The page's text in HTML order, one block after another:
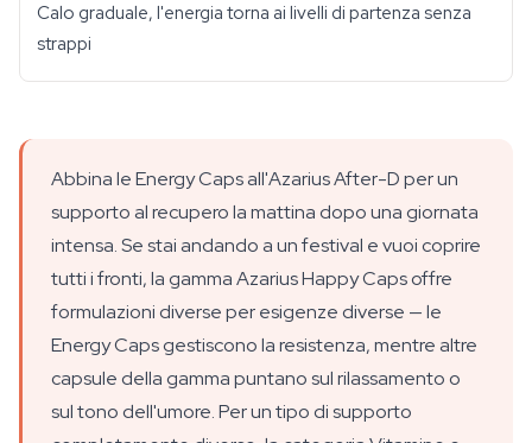
Calo graduale, l'energia torna ai livelli di partenza senza
strappi
Abbina le Energy Caps all'Azarius After-D per un
supporto al recupero la mattina dopo una giornata
intensa. Se stai andando a un festival e vuoi coprire
tutti i fronti, la gamma Azarius Happy Caps offre
formulazioni diverse per esigenze diverse — le
Energy Caps gestiscono la resistenza, mentre altre
capsule della gamma puntano sul rilassamento o
sul tono dell'umore. Per un tipo di supporto